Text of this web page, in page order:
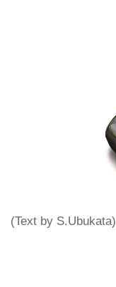
(Text by S.Ubukata)